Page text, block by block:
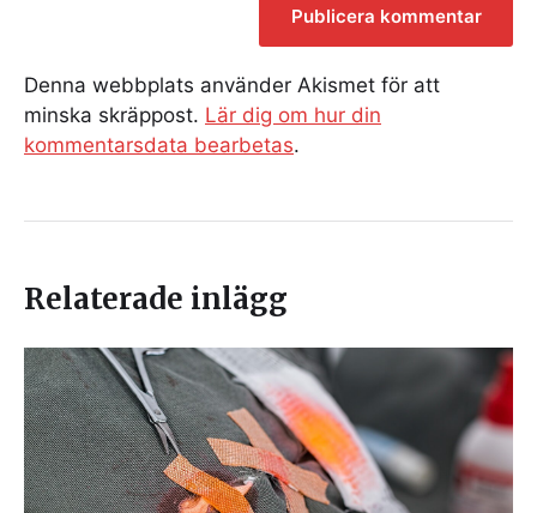
Denna webbplats använder Akismet för att
minska skräppost. Lär dig om hur din
kommentarsdata bearbetas.
Relaterade inlägg